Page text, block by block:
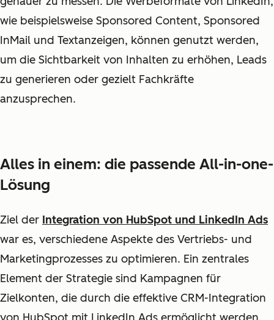
wie beispielsweise Sponsored Content, Sponsored
InMail und Textanzeigen, können genutzt werden,
um die Sichtbarkeit von Inhalten zu erhöhen, Leads
zu generieren oder gezielt Fachkräfte
anzusprechen.
Alles in einem: die passende All-in-one-
Lösung
Ziel der Integration von HubSpot und LinkedIn Ads
war es, verschiedene Aspekte des Vertriebs- und
Marketingprozesses zu optimieren. Ein zentrales
Element der Strategie sind Kampagnen für
Zielkonten, die durch die effektive CRM-Integration